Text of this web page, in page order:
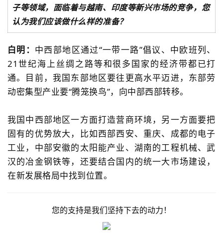
子等领域，面临着与越南、印度等新兴市场的竞争，您
认为我们应该做什么样的准备？
白明： 中西部地区通过“一带一路”倡议、中欧班列、
21世纪海上丝绸之路等和很多国家的经济带都已打
通。目前，我国东部地区要往更高水平迈进，东部劳
动密集型产业要“腾笼换鸟”，向中部西部转移。
我国中西部地区一方面打造营商环境，另一方面要把
固有的优势放大，比如西部西安、重庆、成都的电子
工业，中部安徽的太阳能产业、湖南的工程机械、武
汉的冶金钢铁等，还要结合国内的统一大市场建设，
在新发展格局中找到位置。
您的支持是我们坚持下去的动力！